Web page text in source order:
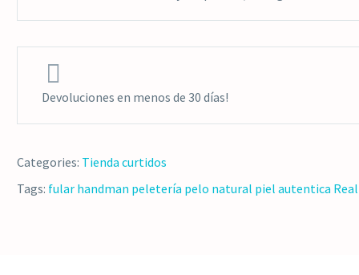


Devoluciones en menos de 30 días!
Categories: Tienda curtidos
Tags: fular handman peletería pelo natural piel autentica